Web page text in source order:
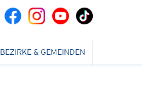
BEZIRKE & GEMEINDEN